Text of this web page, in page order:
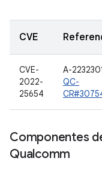
CVE
CVE-
2022-
25654
A-
QC-
Componentes
Qualcomm